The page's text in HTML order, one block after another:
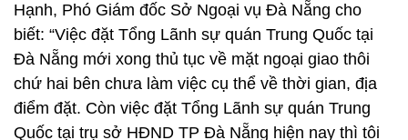
Hạnh, Phó Giám đốc Sở Ngoại vụ Đà Nẵng cho
biết: “Việc đặt Tổng Lãnh sự quán Trung Quốc tại
Đà Nẵng mới xong thủ tục về mặt ngoại giao thôi
chứ hai bên chưa làm việc cụ thể về thời gian, địa
điểm đặt. Còn việc đặt Tổng Lãnh sự quán Trung
Quốc tại trụ sở HĐND TP Đà Nẵng hiện nay thì tôi